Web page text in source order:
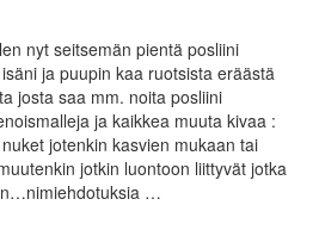
nyt seitsemän pientä posliini
ja puupin kaa ruotsista eräästä
josta saa mm. noita posliini
ja kaikkea muuta kivaa :
jotenkin kasvien mukaan tai
jotkin luontoon liittyvät jotka
…